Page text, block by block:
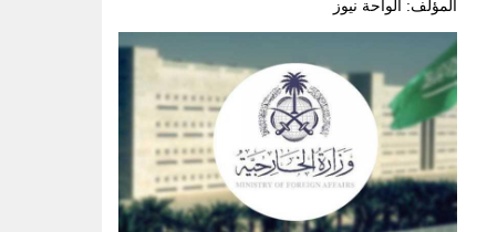
المؤلف: الواحة نيوز